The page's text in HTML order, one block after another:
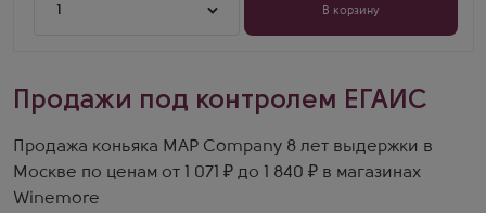
1
В корзину
Продажи под контролем ЕГАИС
Продажа коньяка MAP Company 8 лет выдержки в
Москве по ценам от 1 071 ₽ до 1 840 ₽ в магазинах
Winemore